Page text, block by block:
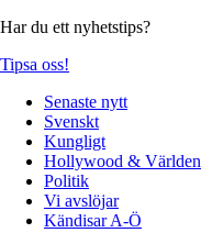
Har du ett nyhetstips?
Tipsa oss!
Senaste nytt
Svenskt
Kungligt
Hollywood & Världen
Politik
Vi avslöjar
Kändisar A-Ö